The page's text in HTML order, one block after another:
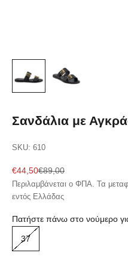
Σανδάλια με
SKU: 610
Sale price
€44,50Regular price
€89,00
Περιλαμβάνεται ο ΦΠΑ. Τα
εντός Ελλάδας
Πατήστε πάνω στο νούμερο
37